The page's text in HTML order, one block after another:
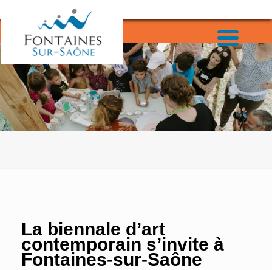
La biennale d’art
contemporain s’invite à
Fontaines-sur-Saône